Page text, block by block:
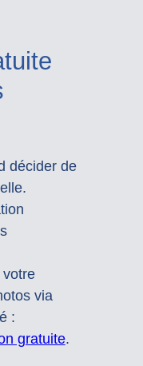
décider de
via
:
gratuite.